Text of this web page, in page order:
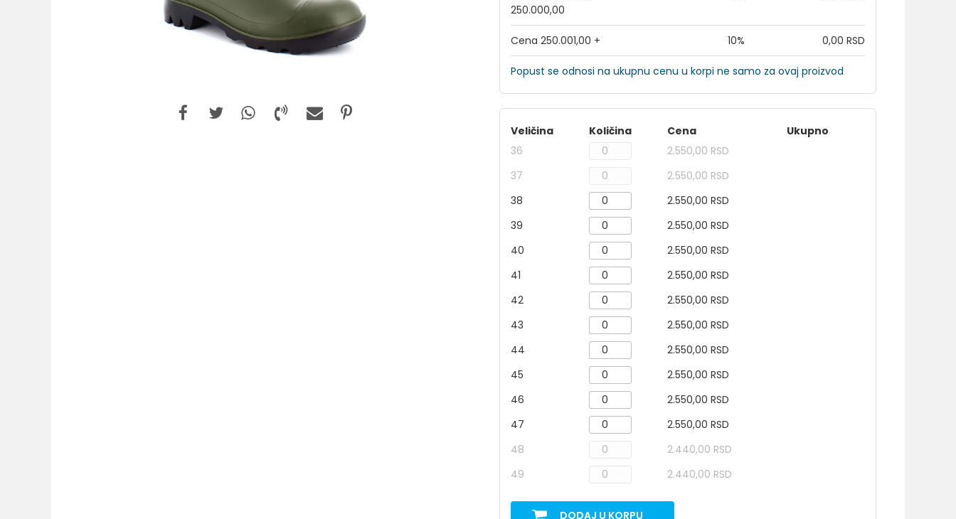
250.000,00
Cena 250.001,00 + 10% 0,00 RSD
Popust se odnosi na ukupnu cenu u korpi ne samo za ovaj proizvod
Veličina Količina Cena
Ukupno
36
2.550,00 RSD
37
2.550,00 RSD
38
2.550,00 RSD
39
2.550,00 RSD
40
2.550,00 RSD
41
2.550,00 RSD
42
2.550,00 RSD
43
2.550,00 RSD
44
2.550,00 RSD
45
2.550,00 RSD
46
2.550,00 RSD
47
2.550,00 RSD
48
2.440,00 RSD
49
2.440,00 RSD
DODAJ U KORPU